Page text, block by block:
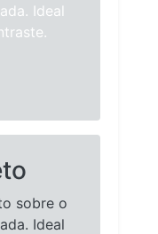
Ideal
sobre o
Ideal